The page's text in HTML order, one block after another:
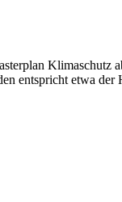
entspricht etwa der